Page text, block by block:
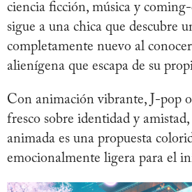
ciencia ficción, música y
sigue a una chica que descubre
completamente nuevo al
alienígena que escapa de su
Con animación vibrante, J-pop
fresco sobre identidad y
animada es una propuesta
emocionalmente ligera para el